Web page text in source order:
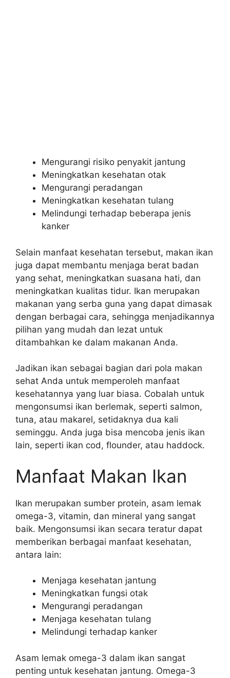
Mengurangi risiko penyakit jantung
Meningkatkan kesehatan otak
Mengurangi peradangan
Meningkatkan kesehatan tulang
Melindungi terhadap beberapa jenis
kanker
Selain manfaat kesehatan tersebut, makan ikan
juga dapat membantu menjaga berat badan
yang sehat, meningkatkan suasana hati, dan
meningkatkan kualitas tidur. Ikan merupakan
makanan yang serba guna yang dapat dimasak
dengan berbagai cara, sehingga menjadikannya
pilihan yang mudah dan lezat untuk
ditambahkan ke dalam makanan Anda.
Jadikan ikan sebagai bagian dari pola makan
sehat Anda untuk memperoleh manfaat
kesehatannya yang luar biasa. Cobalah untuk
mengonsumsi ikan berlemak, seperti salmon,
tuna, atau makarel, setidaknya dua kali
seminggu. Anda juga bisa mencoba jenis ikan
lain, seperti ikan cod, flounder, atau haddock.
Manfaat Makan Ikan
Ikan merupakan sumber protein, asam lemak
omega-3, vitamin, dan mineral yang sangat
baik. Mengonsumsi ikan secara teratur dapat
memberikan berbagai manfaat kesehatan,
antara lain:
Menjaga kesehatan jantung
Meningkatkan fungsi otak
Mengurangi peradangan
Menjaga kesehatan tulang
Melindungi terhadap kanker
Asam lemak omega-3 dalam ikan sangat
penting untuk kesehatan jantung. Omega-3